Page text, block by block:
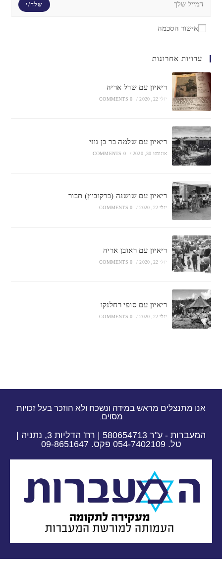
שלח/י
אישור הסכמה
עדויות אחרונות
ריאיון עם שרל אריה
יולי 22, 2020 /
0 COMMENTS
ריאיון עם שלמה בר בן גוזי
אוגוסט 30, 2020 /
0 COMMENTS
ריאיון עם שושנה (ברקוביץ) תבור
יולי 22, 2020 /
0 COMMENTS
ריאיון עם ראובן אריה
יולי 22, 2020 /
0 COMMENTS
ריאיון עם סופי רחלנקו
יולי 22, 2020 /
0 COMMENTS
אנו מתנצלים מראש במידה ונשכח ולא הוזכר בעל זכויות
מסוים.
המעברות - ע"ר 580654713 | רח' הדליות 3, נתניה |
טל. 054-7402109 פקס. 09-8651647​